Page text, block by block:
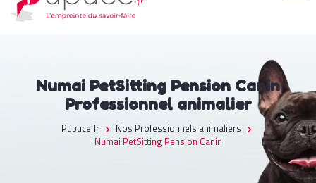
Numai PetSitting Pension Canin
Professionnel animalier
Pupuce.fr
Nos Professionnels animaliers
Numai PetSitting Pension Canin